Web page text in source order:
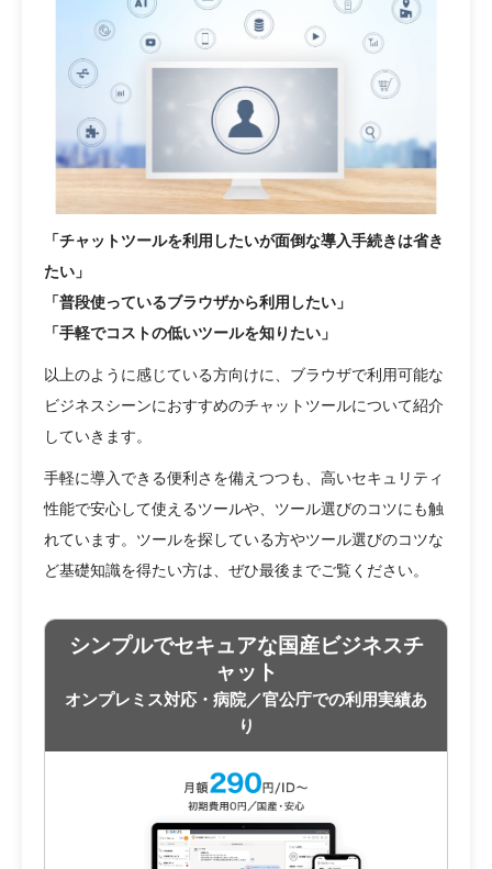
「チャットツールを利用したいが面倒な導入手続きは省き
たい」
「普段使っているブラウザから利用したい」
「手軽でコストの低いツールを知りたい」
以上のように感じている方向けに、ブラウザで利用可能な
ビジネスシーンにおすすめのチャットツールについて紹介
していきます。
手軽に導入できる便利さを備えつつも、高いセキュリティ
性能で安心して使えるツールや、ツール選びのコツにも触
れています。ツールを探している方やツール選びのコツな
ど基礎知識を得たい方は、ぜひ最後までご覧ください。
シンプルでセキュアな国産ビジネスチ
ャット
オンプレミス対応・病院／官公庁での利用実績あ
り